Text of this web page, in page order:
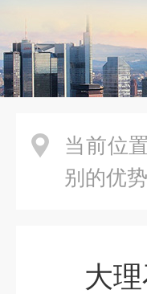
当前位
别的优
大